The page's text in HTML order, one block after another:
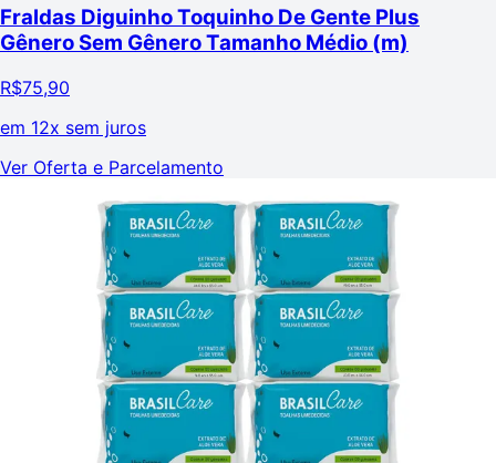
Fraldas Diguinho Toquinho De Gente Plus
Gênero Sem Gênero Tamanho Médio (m)
R$75,90
em 12x sem juros
Ver Oferta e Parcelamento